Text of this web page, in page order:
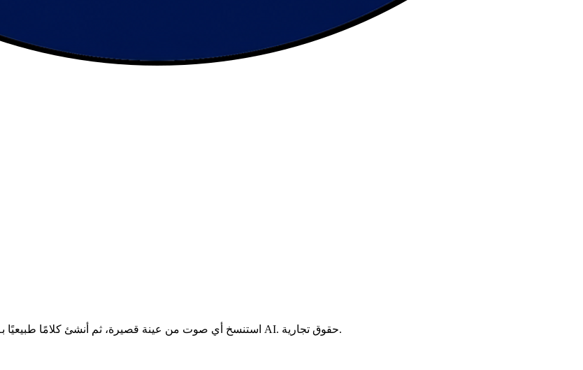
استنسخ أي صوت من عينة قصيرة، ثم أنشئ كلامًا طبيعيًا بـ 80+ لغة — مثالي للسرد والدبلجة والكتب الصوتية والتعليق الصوتي لفيديوهات AI. حقوق تجارية.